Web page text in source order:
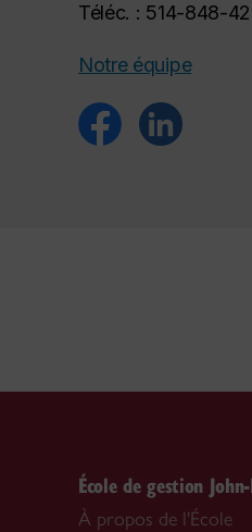
Téléc. : 514-848-
Notre équipe
École de gestion
À propos de l'École